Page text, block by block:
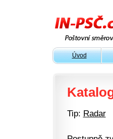
Úvod
Tip: Radar